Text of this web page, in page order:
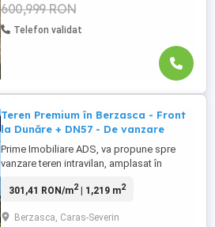
600,999 RON
Telefon validat
Teren Premium în Berzasca - Front
la Dunăre + DN57 - De vanzare
Prime Imobiliare ADS, va propune spre
vanzare teren intravilan, amplasat în
suprafață totală de 1.219 mp, situat într-o
Proprietatea beneficiază de dublă
301,41 RON/m2| 1,219 m2
Berzasca, Caras-Severin